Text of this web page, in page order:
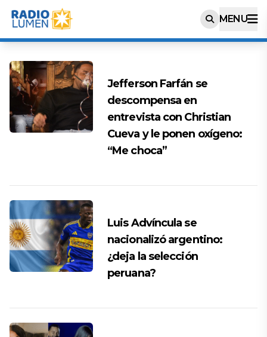
MENU
Jefferson Farfán se
descompensa en
entrevista con Christian
Cueva y le ponen oxígeno:
“Me choca”
Luis Advíncula se
nacionalizó argentino:
¿deja la selección
peruana?